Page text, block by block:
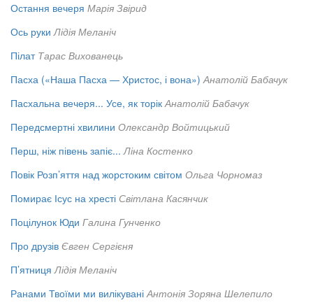
Остання вечеря Марія Звірид
Ось руки Лідія Меланіч
Пілат Тарас Вихованець
Пасха («Наша Пасха — Христос, і вона») Анатолій Бабачук
Пасхальна вечеря... Усе, як торік Анатолій Бабачук
Передсмертні хвилини Олександр Войтицький
Перш, ніж півень запіє... Ліна Костенко
Повік Розп’яття над жорстоким світом Ольга Чорномаз
Помирає Ісус на хресті Світлана Касянчик
Поцілунок Юди Галина Гунченко
Про друзів Євген Сергієня
П’ятниця Лідія Меланіч
Ранами Твоїми ми вилікувані Антонія Зоряна Шелепило